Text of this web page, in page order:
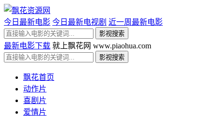
今日最新电影 今日最新电视剧 近一周最新电影
最新电影下载 就上飘花网 www.piaohua.com
飘花首页
动作片
喜剧片
爱情片